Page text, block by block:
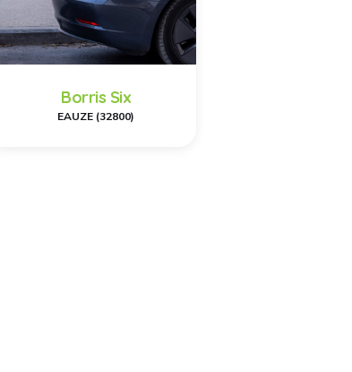
Borris Six
EAUZE (32800)